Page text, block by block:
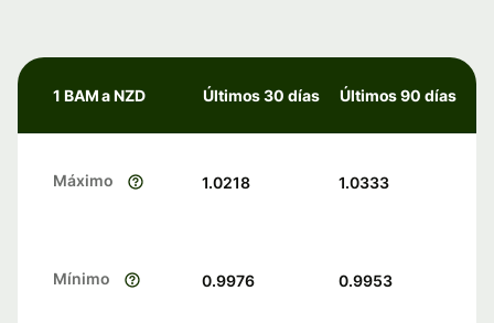
1 BAM a NZD Últimos 30 días Últimos 90 días
Máximo 1.0218 1.0333
Mínimo 0.9976 0.9953